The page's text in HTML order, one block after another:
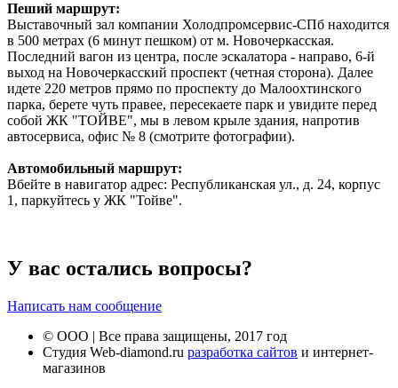
Пеший маршрут:
Выставочный зал компании Холодпромсервис-СПб находится
в 500 метрах (6 минут пешком) от м. Новочеркасская.
Последний вагон из центра, после эскалатора - направо, 6-й
выход на Новочеркасский проспект (четная сторона). Далее
идете 220 метров прямо по проспекту до Малоохтинского
парка, берете чуть правее, пересекаете парк и увидите перед
собой ЖК "ТОЙВЕ", мы в левом крыле здания, напротив
автосервиса, офис № 8 (смотрите фотографии).
Автомобильный маршрут:
Вбейте в навигатор адрес: Республиканская ул., д. 24, корпус
1, паркуйтесь у ЖК "Тойве".
У вас остались вопросы?
Написать нам сообщение
© ООО | Все права защищены, 2017 год
Студия Web-diamond.ru разработка сайтов и интернет-
магазинов